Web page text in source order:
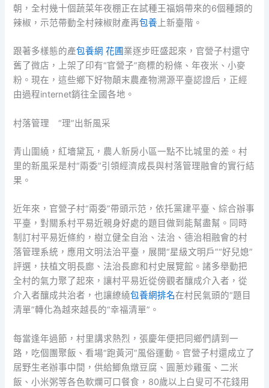
朝，全村幾十個蔬菜年夜棚正在試種王福娟帶來的6個種類的
辣椒，示范帶動全村辣椒財產再包養 上新臺階。
跟著多樣態的產包養網 花圃業逐步旺盛起來，官營子村還守
舊了微店，上架了印有“官營子”商標的粉條、年夜米、小麥
粉。現在，這些鄉下好物顛末農產物溯源平臺認證后，正經
由過程internet銷往全國各地。
村落管理 “理”出新風采
青山圍繞，紅墻黛瓦，農人新房小區一點不比城里的差。村
里的新風采是村“兩委”引領經濟成長與村落管理融會的實行結
果。
近年來，官營子村“兩委”帶頭示范，依托黨建平臺、綜合辦事
平臺，對關系村平易近親身好處的題目做到能幫盡幫。同時
制訂村平易近條約，樹立健全自治、法治、德治相融會的村
落管理系統，應用文明法治平臺，展開“星級文明戶”“好兒媳”
評選，扶植文明長廊、法治長廊和村史展覽館。諸多舉動把
全村的氣力聚了起來，讓村平易近從傍觀者釀成介入者，從
介入者釀成共治者，也讓繚繞包養網排名在村民氣頭的“題目
清單”轉化為越來越長的“幸福清單”。
每當逢年過節，村里講求熱烈，張慶年便把同鄉們請到一
路，吃個團聚飯、看場“跑黃河”風俗運動。官營子村還成立了
居野生老辦事中間，供給鯽魚燉豆腐、圓蔥炒雞蛋、二米
飯、小米粥等各色軟爛可口餐食，80歲以上白叟可不花錢用